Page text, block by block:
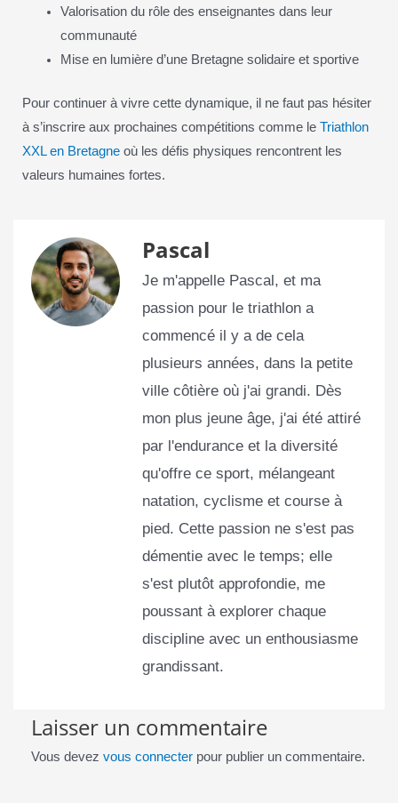
Valorisation du rôle des enseignantes dans leur
communauté
Mise en lumière d’une Bretagne solidaire et sportive
Pour continuer à vivre cette dynamique, il ne faut pas hésiter
à s’inscrire aux prochaines compétitions comme le Triathlon
XXL en Bretagneoù les défis physiques rencontrent les
valeurs humaines fortes.
Pascal
Je m'appelle Pascal, et ma
passion pour le triathlon a
commencé il y a de cela
plusieurs années, dans la petite
ville côtière où j'ai grandi. Dès
mon plus jeune âge, j'ai été attiré
par l'endurance et la diversité
qu'offre ce sport, mélangeant
natation, cyclisme et course à
pied. Cette passion ne s'est pas
démentie avec le temps; elle
s'est plutôt approfondie, me
poussant à explorer chaque
discipline avec un enthousiasme
grandissant.
Laisser un commentaire
Vous devez vous connecterpour publier un commentaire.